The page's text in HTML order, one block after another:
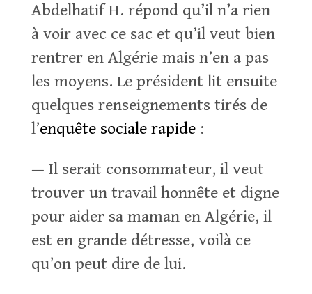
Abdelhatif H. répond qu’il n’a rien
à voir avec ce sac et qu’il veut bien
rentrer en Algérie mais n’en a pas
les moyens. Le président lit ensuite
quelques renseignements tirés de
l’enquête sociale rapide:
— Il serait consommateur, il veut
trouver un travail honnête et digne
pour aider sa maman en Algérie, il
est en grande détresse, voilà ce
qu’on peut dire de lui.